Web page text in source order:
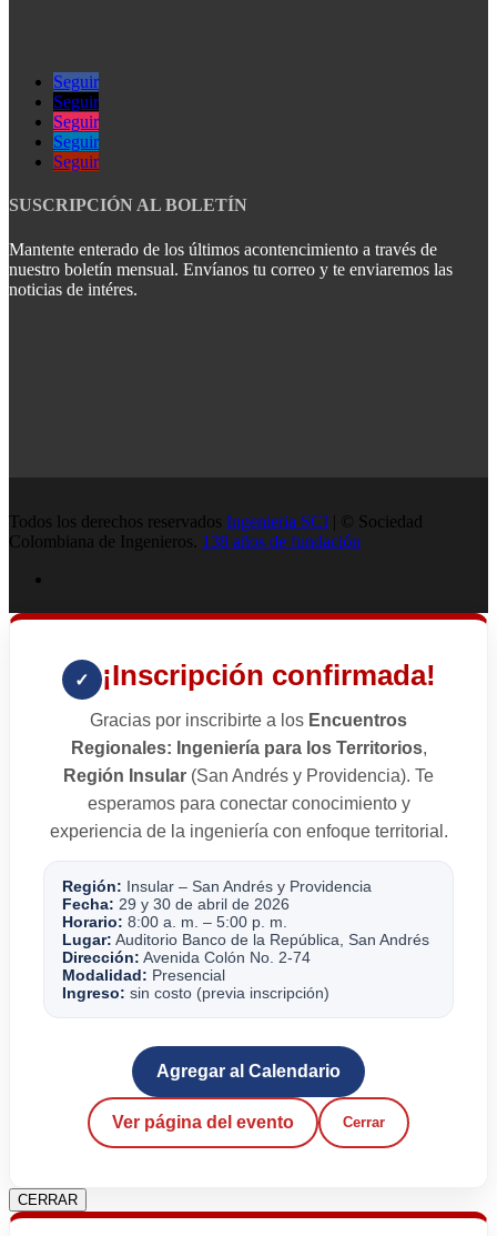
Seguir
Seguir
Seguir
Seguir
Seguir
SUSCRIPCIÓN AL BOLETÍN
Mantente enterado de los últimos acontencimiento a través de
nuestro boletín mensual. Envíanos tu correo y te enviaremos las
noticias de intéres.
Todos los derechos reservados Ingenieria SCI | © Sociedad
Colombiana de Ingenieros. 138 años de fundación
✓ ¡Inscripción confirmada!
Gracias por inscribirte a los Encuentros
Regionales: Ingeniería para los Territorios,
Región Insular (San Andrés y Providencia). Te
esperamos para conectar conocimiento y
experiencia de la ingeniería con enfoque territorial.
Región: Insular – San Andrés y Providencia
Fecha: 29 y 30 de abril de 2026
Horario: 8:00 a. m. – 5:00 p. m.
Lugar: Auditorio Banco de la República, San Andrés
Dirección: Avenida Colón No. 2-74
Modalidad: Presencial
Ingreso: sin costo (previa inscripción)
Agregar al Calendario
Ver página del evento Cerrar
CERRAR